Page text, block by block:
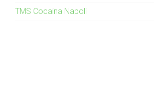
TMS Cocaina Napoli